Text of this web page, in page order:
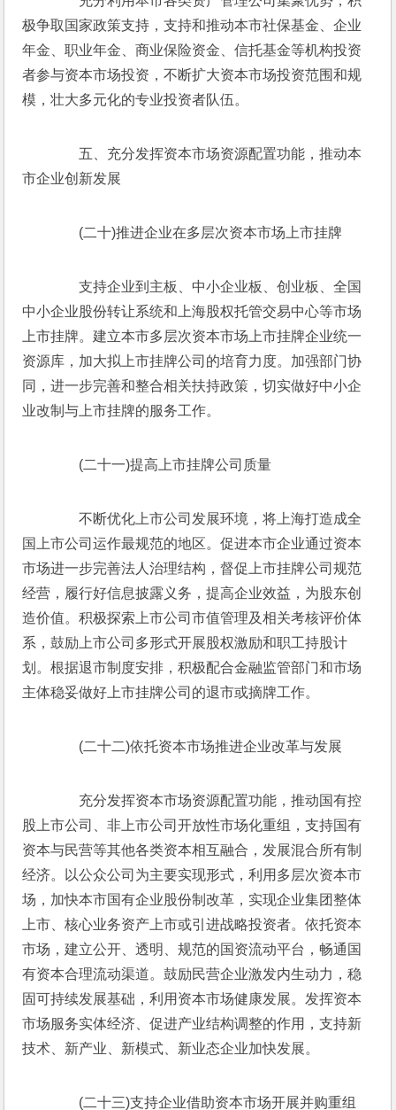
极争取国家政策支持，支持和推动本市社保基金、企业
年金、职业年金、商业保险资金、信托基金等机构投资
者参与资本市场投资，不断扩大资本市场投资范围和规
模，壮大多元化的专业投资者队伍。
五、充分发挥资本市场资源配置功能，推动本
市企业创新发展
(二十)推进企业在多层次资本市场上市挂牌
支持企业到主板、中小企业板、创业板、全国
中小企业股份转让系统和上海股权托管交易中心等市场
上市挂牌。建立本市多层次资本市场上市挂牌企业统一
资源库，加大拟上市挂牌公司的培育力度。加强部门协
同，进一步完善和整合相关扶持政策，切实做好中小企
业改制与上市挂牌的服务工作。
(二十一)提高上市挂牌公司质量
不断优化上市公司发展环境，将上海打造成全
国上市公司运作最规范的地区。促进本市企业通过资本
市场进一步完善法人治理结构，督促上市挂牌公司规范
经营，履行好信息披露义务，提高企业效益，为股东创
造价值。积极探索上市公司市值管理及相关考核评价体
系，鼓励上市公司多形式开展股权激励和职工持股计
划。根据退市制度安排，积极配合金融监管部门和市场
主体稳妥做好上市挂牌公司的退市或摘牌工作。
(二十二)依托资本市场推进企业改革与发展
充分发挥资本市场资源配置功能，推动国有控
股上市公司、非上市公司开放性市场化重组，支持国有
资本与民营等其他各类资本相互融合，发展混合所有制
经济。以公众公司为主要实现形式，利用多层次资本市
场，加快本市国有企业股份制改革，实现企业集团整体
上市、核心业务资产上市或引进战略投资者。依托资本
市场，建立公开、透明、规范的国资流动平台，畅通国
有资本合理流动渠道。鼓励民营企业激发内生动力，稳
固可持续发展基础，利用资本市场健康发展。发挥资本
市场服务实体经济、促进产业结构调整的作用，支持新
技术、新产业、新模式、新业态企业加快发展。
(二十三)支持企业借助资本市场开展并购重组